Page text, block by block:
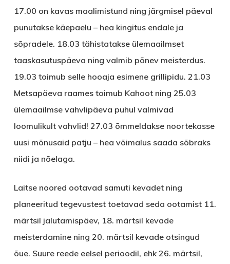
17.00 on kavas maalimistund ning järgmisel päeval
punutakse käepaelu – hea kingitus endale ja
sõpradele. 18.03 tähistatakse ülemaailmset
taaskasutuspäeva ning valmib põnev meisterdus.
19.03 toimub selle hooaja esimene grillipidu. 21.03
Metsapäeva raames toimub Kahoot ning 25.03
ülemaailmse vahvlipäeva puhul valmivad
loomulikult vahvlid! 27.03 õmmeldakse noortekasse
uusi mõnusaid patju – hea võimalus saada sõbraks
niidi ja nõelaga.
Laitse noored ootavad samuti kevadet ning
planeeritud tegevustest toetavad seda ootamist 11.
märtsil jalutamispäev, 18. märtsil kevade
meisterdamine ning 20. märtsil kevade otsingud
õue. Suure reede eelsel perioodil, ehk 26. märtsil,